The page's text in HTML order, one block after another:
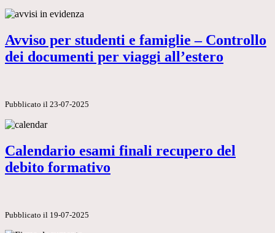
Avviso per studenti e famiglie – Controllo
dei documenti per viaggi all’estero
Pubblicato il 23-07-2025
Calendario esami finali recupero del
debito formativo
Pubblicato il 19-07-2025